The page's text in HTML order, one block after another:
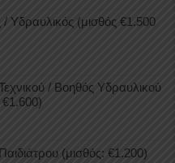
/ Υδραυλικός (μισθός €1.500
/ Βοηθός Υδραυλικού
€1.600)
(μισθός: €1.200)